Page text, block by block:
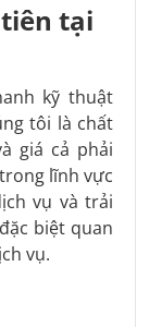
tại
kỹ thuật
tôi là chất
giá cả phải
lĩnh vực
vụ và trải
biệt quan
vụ.